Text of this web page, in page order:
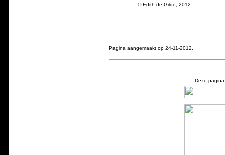
© Edith de Gilde, 2012
Pagina aangemaakt op 24-11-2012.
Deze